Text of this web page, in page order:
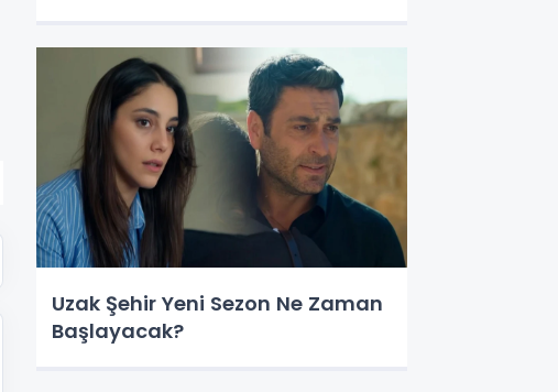
Uzak Şehir Yeni Sezon Ne Zaman
Başlayacak?